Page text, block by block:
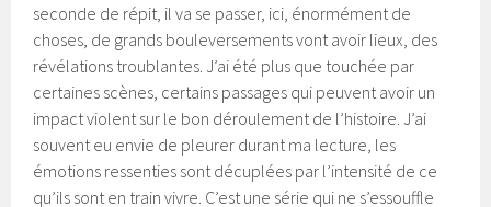
seconde de répit, il va se passer, ici, énormément de
choses, de grands bouleversements vont avoir lieux, des
révélations troublantes. J’ai été plus que touchée par
certaines scènes, certains passages qui peuvent avoir un
impact violent sur le bon déroulement de l’histoire. J’ai
souvent eu envie de pleurer durant ma lecture, les
émotions ressenties sont décuplées par l’intensité de ce
qu’ils sont en train vivre. C’est une série qui ne s’essouffle